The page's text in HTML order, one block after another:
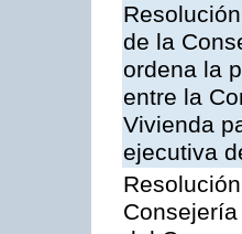
de la
ordena la
entre la
Vivienda
ejecutiva